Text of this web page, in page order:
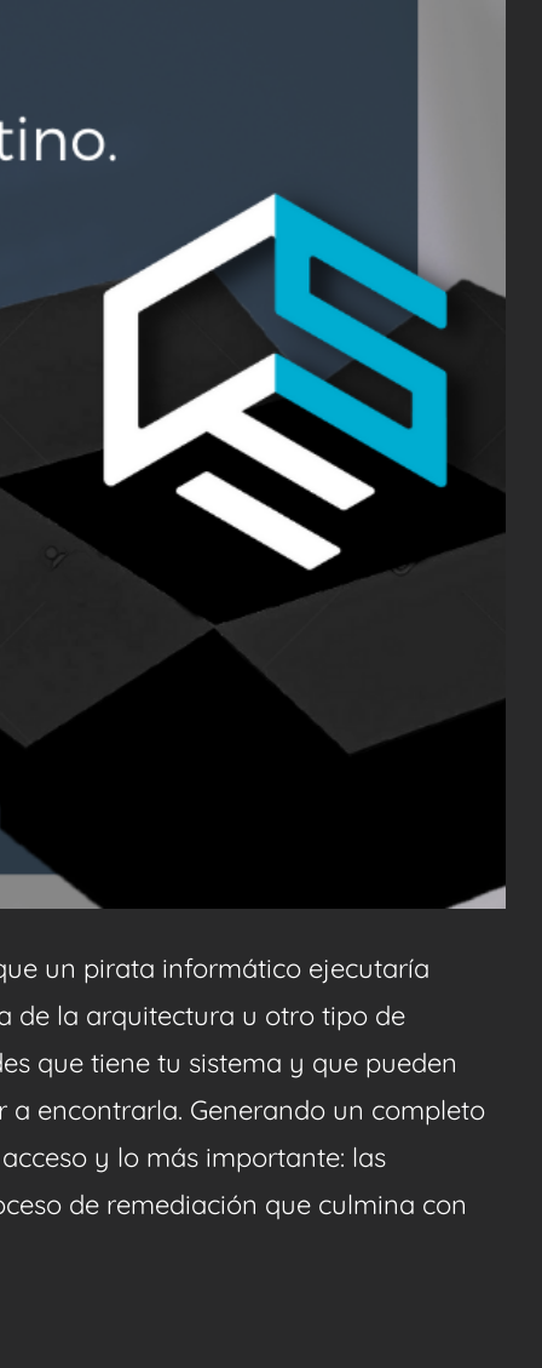
un pirata informático ejecutaría
de la arquitectura u otro tipo de
que tiene tu sistema y que pueden
encontrarla. Generando un completo
y lo más importante: las
de remediación que culmina con